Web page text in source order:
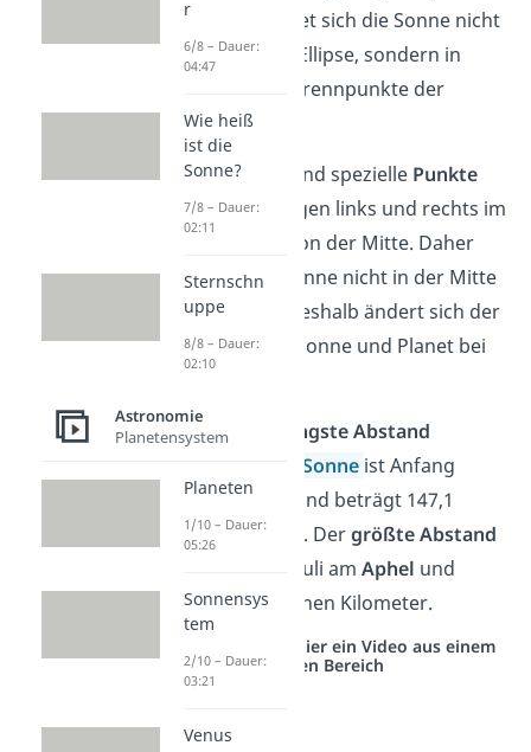
. Dabei befindet sich die Sonne nicht
in der Mitte dieser Ellipse, sondern in
einem der beiden Brennpunkte der
Ellipse.
Die Brennpunkte sind spezielle Punkte
einer Ellipse. Sie liegen links und rechts im
gleichen Abstand von der Mitte. Daher
befindet sich die Sonne nicht in der Mitte
der Umlaufbahn. Deshalb ändert sich der
Abstand zwischen Sonne und Planet bei
Übrigens:Der
geringste Abstand
Sonne ist Anfang
Januar amPerihel
und beträgt 147,1
Millionen Kilometer. Dergrößte Abstand
ergibt sich Anfang Juli am Aphel und
beträgt 152,1 Millionen Kilometer.
Studyflix vernetzt: Hier ein Video aus einem
anderen Bereich
r
6/8 – Dauer:
04:47
Wie heiß
ist die
Sonne?
7/8 – Dauer:
02:11
Sternschn
uppe
8/8 – Dauer:
02:10
Astronomie
Planetensystem
Planeten
1/10 – Dauer:
05:26
Sonnensys
tem
2/10 – Dauer:
03:21
Venus